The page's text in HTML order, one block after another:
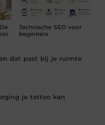
Technische SEO voor
beginners
dat past bij je ruimte
je tattoo kan